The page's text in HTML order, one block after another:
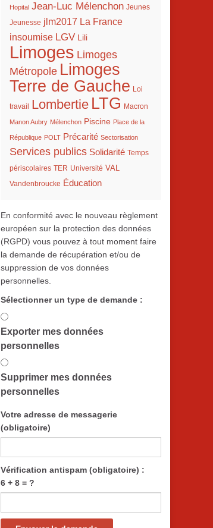
Hopital Jean-Luc Mélenchon Jeunes
Jeunesse jlm2017 La France
insoumise LGV Lili
Limoges Limoges
Métropole Limoges
Terre de Gauche
Loi
travail Lombertie LTG Macron
Manon Aubry Mélenchon Piscine Place de la
République POLT Précarité Sectorisation
Services publics Solidarité Temps
périscolaires TER Université VAL
Vandenbroucke Éducation
En conformité avec le nouveau règlement
européen sur la protection des données
(RGPD) vous pouvez à tout moment faire
la demande de récupération et/ou de
suppression de vos données
personnelles.
Sélectionner un type de demande :
Exporter mes données
personnelles
Supprimer mes données
personnelles
Votre adresse de messagerie
(obligatoire)
Vérification antispam (obligatoire) :
6 + 8 = ?